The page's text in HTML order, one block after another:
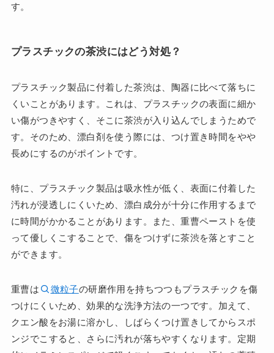
す。
プラスチックの茶渋にはどう対処？
プラスチック製品に付着した茶渋は、陶器に比べて落ちに
くいことがあります。これは、プラスチックの表面に細か
い傷がつきやすく、そこに茶渋が入り込んでしまうためで
す。そのため、漂白剤を使う際には、つけ置き時間をやや
長めにするのがポイントです。
特に、プラスチック製品は吸水性が低く、表面に付着した
汚れが浸透しにくいため、漂白成分が十分に作用するまで
に時間がかかることがあります。また、重曹ペーストを使
って優しくこすることで、傷をつけずに茶渋を落とすこと
ができます。
重曹は 微粒子の研磨作用を持ちつつもプラスチックを傷
つけにくいため、効果的な洗浄方法の一つです。加えて、
クエン酸をお湯に溶かし、しばらくつけ置きしてからスポ
ンジでこすると、さらに汚れが落ちやすくなります。定期